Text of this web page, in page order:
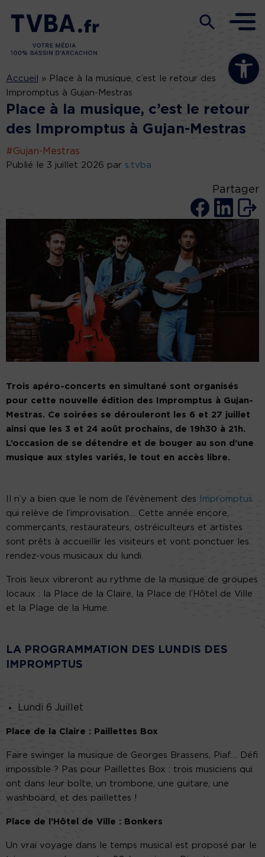
Ouvrir la
Accueil » Place à la musique, c’est le retour des
Impromptus à Gujan-Mestras
Place à la musique, c’est le retour
des Impromptus à Gujan-Mestras
#Gujan-Mestras
Publié le 3 juillet 2026 par s.tvba
Partager
Trois apéro-concerts en simultané sont organisés
pour cette nouvelle édition des Impromptus à Gujan-
Mestras. Ce soirées se dérouleront les 6 et 27 juillet
ainsi que les 3 et 24 août prochains, de 19h30 à 21h.
L’occasion de se détendre et de bouger au son d’une
musique aux styles variés, le tout en accès libre.
Il n’y a bien que le nom de l’évènement des
Impromptus
qui relève de l’improvisation… Cette année encore,
commerçants, restaurateurs, ostréiculteurs et artistes
sont prêts à accueillir les visiteurs et vont ponctuer les
rendez-vous musicaux du lundi.
Trois lieux vibreront au rythme de la musique de groupes
locaux : la Place de la Claire, la Place de l’Hôtel de Ville
et la Plage de la Hume.
LA PROGRAMMATION DES LUNDIS DES
IMPROMPTUS
Lundi 6 Juillet
Place de la Claire : Paillettes Box
Faire swinger la musique de Georges Brassens, Piaf… Défi
impossible ? Pas pour Paillettes Box : trois musiciens qui
ont dans leur boîte, un trombone, une guitare, une
washboard, et des paillettes !
Place de l’Hôtel de Ville : Bonkers
Un vrai voyage dans le temps musical est proposé par le